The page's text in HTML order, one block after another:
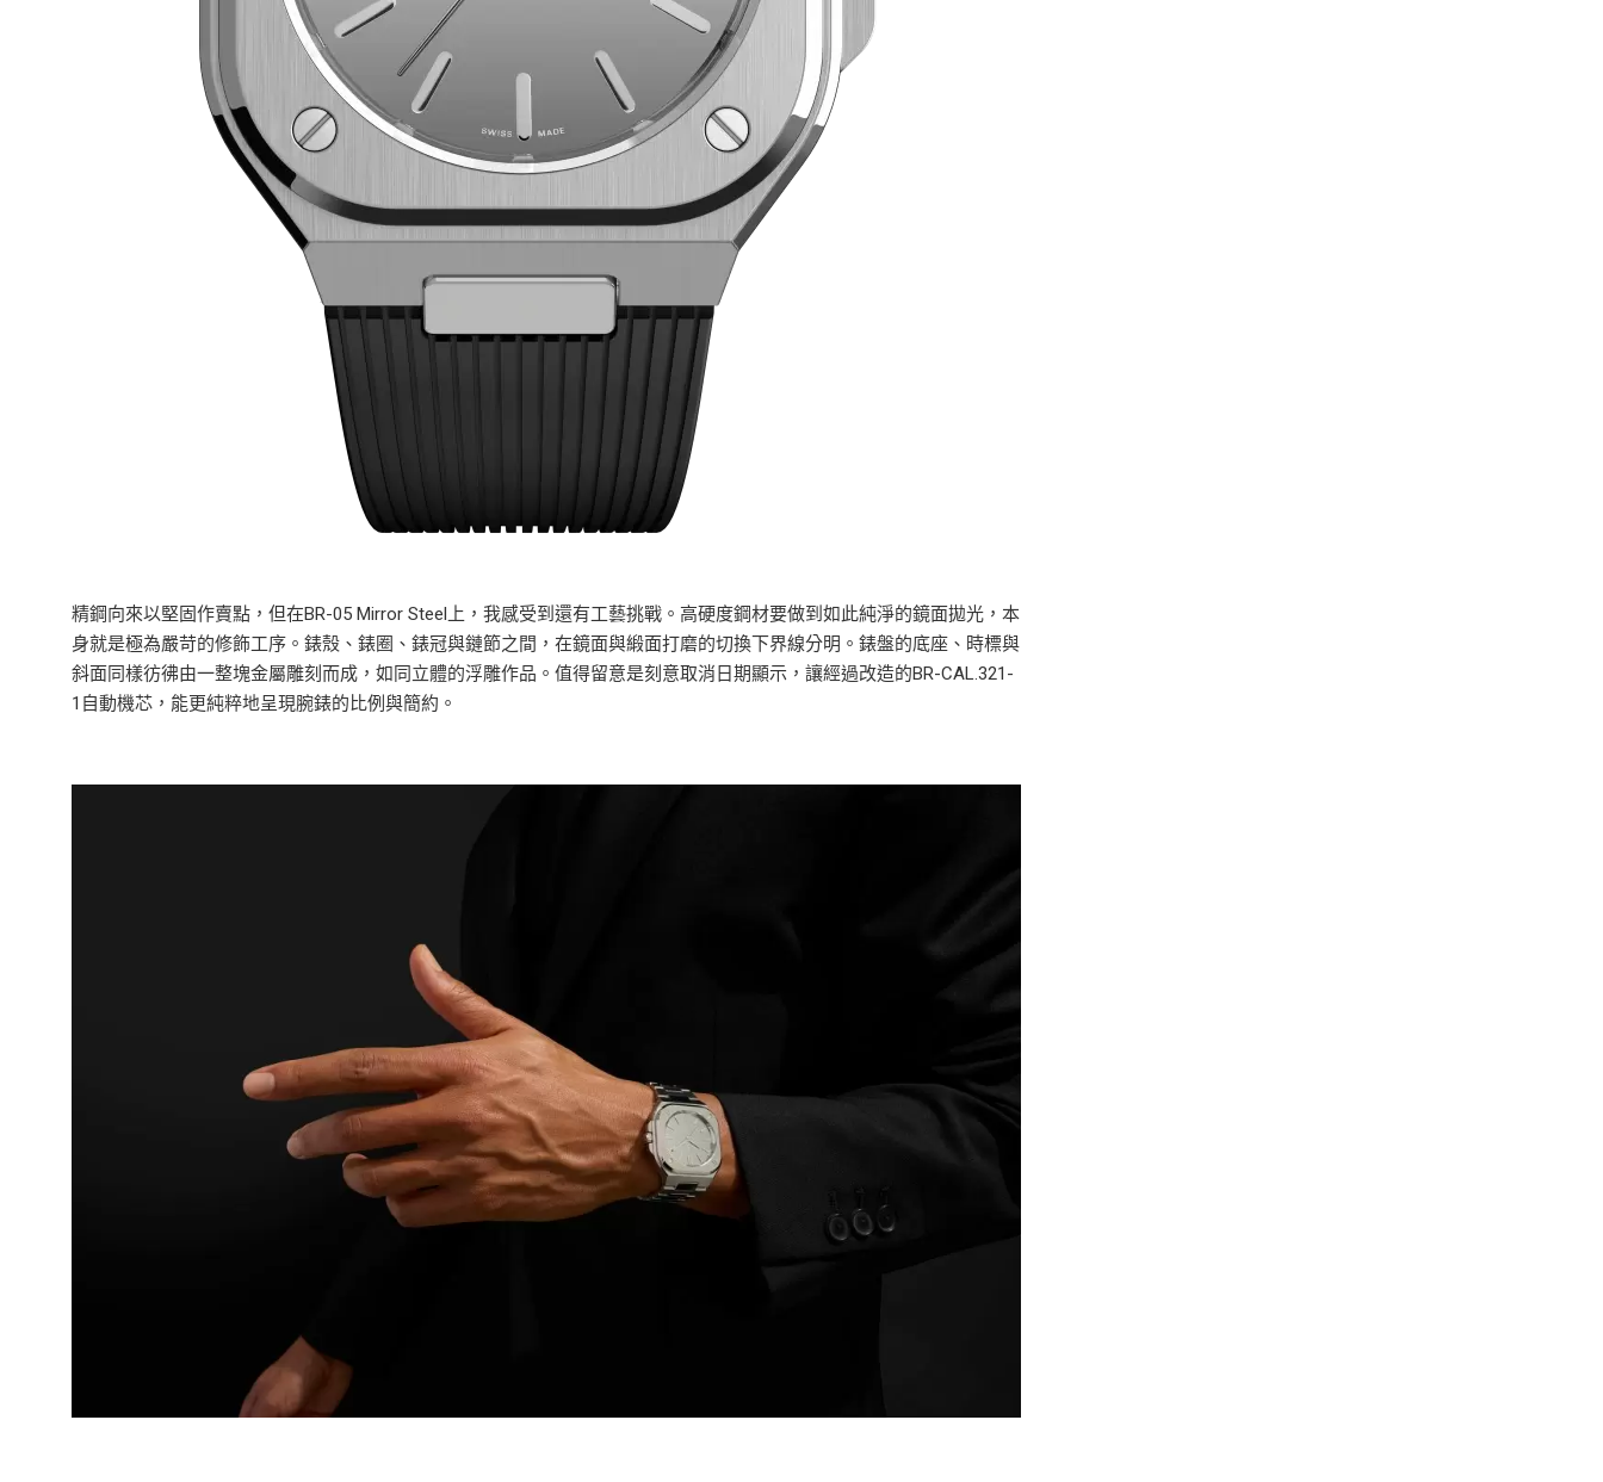
精鋼向來以堅固作賣點，但在BR-05 Mirror Steel上，我感受到還有工藝挑戰。高硬度鋼材要做到如此純淨的鏡面拋光，本
身就是極為嚴苛的修飾工序。錶殼、錶圈、錶冠與鏈節之間，在鏡面與緞面打磨的切換下界線分明。錶盤的底座、時標與
斜面同樣彷彿由一整塊金屬雕刻而成，如同立體的浮雕作品。值得留意是刻意取消日期顯示，讓經過改造的BR-CAL.321-
1自動機芯，能更純粹地呈現腕錶的比例與簡約。